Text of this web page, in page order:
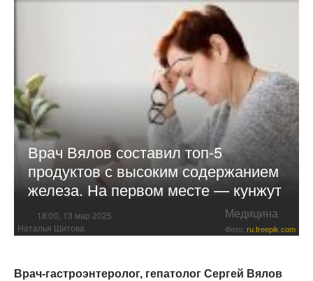
Врач Вялов составил топ-5
продуктов с высоким содержанием
железа. На первом месте — кунжут
18:00, 13 мар 2025 Медицина
Наталья Шитова Фото: ru.freepik.com
Врач-гастроэнтеролог, гепатолог Сергей Вялов